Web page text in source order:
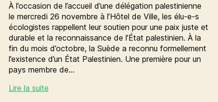
À l’occasion de l’accueil d’une délégation palestinienne
le mercredi 26 novembre à l’Hôtel de Ville, les élu-e-s
écologistes rappellent leur soutien pour une paix juste et
durable et la reconnaissance de l’État palestinien. À la
fin du mois d’octobre, la Suède a reconnu formellement
l’existence d’un État Palestinien. Une première pour un
pays membre de…
Lire la suiteSoutien